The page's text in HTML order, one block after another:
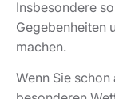
Insbesondere
Gegebenheiten
machen.
Wenn Sie